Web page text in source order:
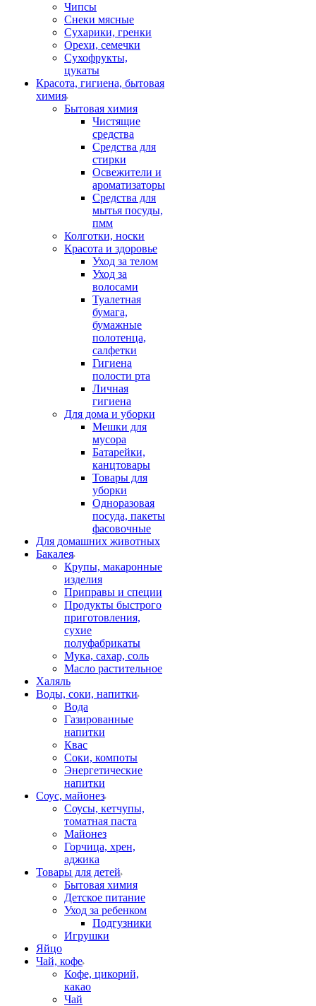
Чипсы
Снеки мясные
Сухарики, гренки
Орехи, семечки
Сухофрукты,
цукаты
Красота, гигиена, бытовая
химия
Бытовая химия
Чистящие
средства
Средства для
стирки
Освежители и
ароматизаторы
Средства для
мытья посуды,
пмм
Колготки, носки
Красота и здоровье
Уход за телом
Уход за
волосами
Туалетная
бумага,
бумажные
полотенца,
салфетки
Гигиена
полости рта
Личная
гигиена
Для дома и уборки
Мешки для
мусора
Батарейки,
канцтовары
Товары для
уборки
Одноразовая
посуда, пакеты
фасовочные
Для домашних животных
Бакалея
Крупы, макаронные
изделия
Приправы и специи
Продукты быстрого
приготовления,
сухие
полуфабрикаты
Мука, сахар, соль
Масло растительное
Халяль
Воды, соки, напитки
Вода
Газированные
напитки
Квас
Соки, компоты
Энергетические
напитки
Соус, майонез
Соусы, кетчупы,
томатная паста
Майонез
Горчица, хрен,
аджика
Товары для детей
Бытовая химия
Детское питание
Уход за ребенком
Подгузники
Игрушки
Яйцо
Чай, кофе
Кофе, цикорий,
какао
Чай